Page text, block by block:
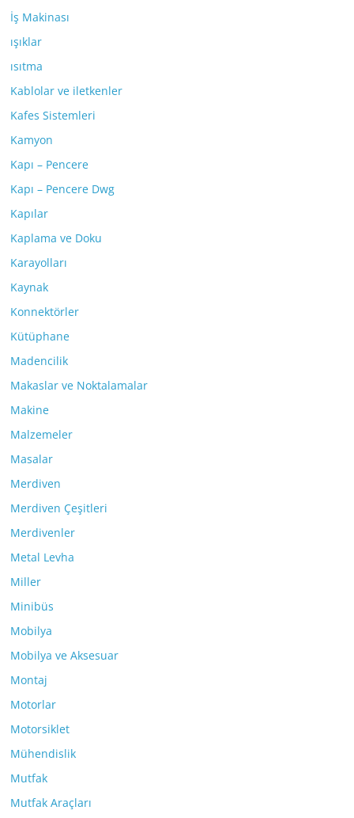
İş Makinası
ışıklar
ısıtma
Kablolar ve iletkenler
Kafes Sistemleri
Kamyon
Kapı – Pencere
Kapı – Pencere Dwg
Kapılar
Kaplama ve Doku
Karayolları
Kaynak
Konnektörler
Kütüphane
Madencilik
Makaslar ve Noktalamalar
Makine
Malzemeler
Masalar
Merdiven
Merdiven Çeşitleri
Merdivenler
Metal Levha
Miller
Minibüs
Mobilya
Mobilya ve Aksesuar
Montaj
Motorlar
Motorsiklet
Mühendislik
Mutfak
Mutfak Araçları